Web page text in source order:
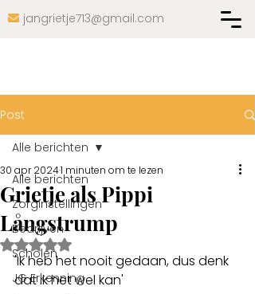
 jangrietje713@gmail.com
Post
Alle berichten
Zorginstellingen
Bedrijven
Scholen
JG Erkenning
Alle berichten
Grietje als Pippi
Långstrump
30 apr 20241 minuten om te lezen
Beoordeeld met NaN uit 5 sterren.
'Ik heb het nooit gedaan, dus denk
dat ik het wel kan'